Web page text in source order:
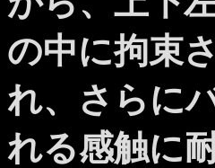
の中に拘束
れ、さらに
れる感触に